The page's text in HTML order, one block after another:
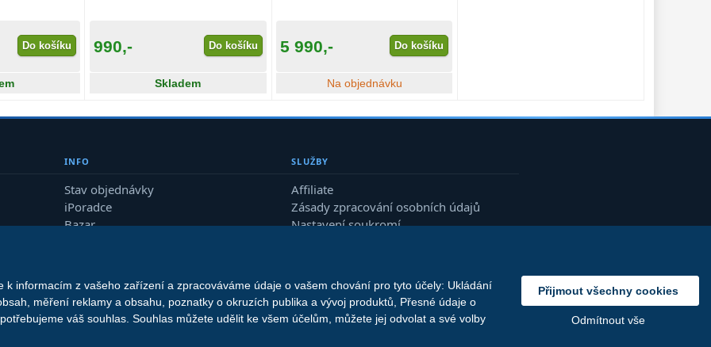
Do košíku 990,- Do košíku
Skladem
5 990,- Do košíku
Na objednávku
INFO
Stav objednávky
iPoradce
Bazar
SLUŽBY
Affiliate
Zásady zpracování osobních údajů
Nastavení soukromí
© 2013 - 2026 Vedius Soft s.r.o.
informacím z vašeho zařízení a zpracováváme údaje o vašem chování pro tyto účely: Ukládání
měření reklamy a obsahu, poznatky o okruzích publika a vývoj produktů, Přesné údaje o
váš souhlas. Souhlas můžete udělit ke všem účelům, můžete jej odvolat a své volby
Přijmout všechny cookies
Odmítnout vše